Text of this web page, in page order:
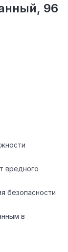
96
вредного
безопасности
в